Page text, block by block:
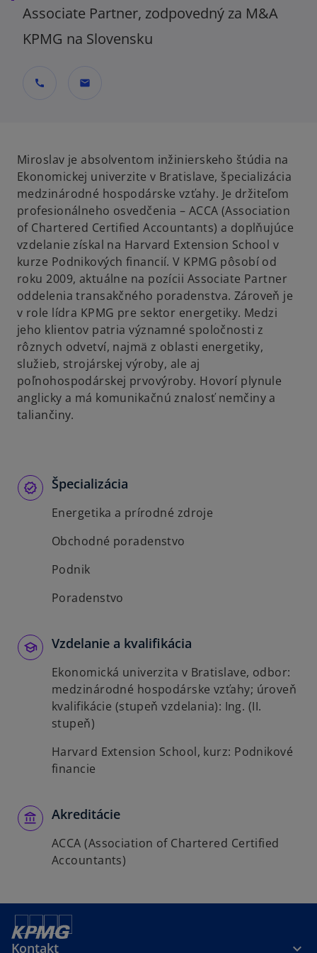
Associate Partner, zodpovedný za M&A
KPMG na Slovensku
call mail
Miroslav je absolventom inžinierskeho štúdia na
Ekonomickej univerzite v Bratislave, špecializácia
medzinárodné hospodárske vzťahy. Je držiteľom
profesionálneho osvedčenia – ACCA (Association
of Chartered Certified Accountants) a doplňujúce
vzdelanie získal na Harvard Extension School v
kurze Podnikových financií. V KPMG pôsobí od
roku 2009, aktuálne na pozícii Associate Partner
oddelenia transakčného poradenstva. Zároveň je
v role lídra KPMG pre sektor energetiky. Medzi
jeho klientov patria významné spoločnosti z
rôznych odvetví, najmä z oblasti energetiky,
služieb, strojárskej výroby, ale aj
poľnohospodárskej prvovýroby. Hovorí plynule
anglicky a má komunikačnú znalosť nemčiny a
taliančiny.
Špecializácia
Energetika a prírodné zdroje
Obchodné poradenstvo
Podnik
Poradenstvo
Vzdelanie a kvalifikácia
Ekonomická univerzita v Bratislave, odbor:
medzinárodné hospodárske vzťahy; úroveň
kvalifikácie (stupeň vzdelania): Ing. (II.
stupeň)
Harvard Extension School, kurz: Podnikové
financie
Akreditácie
ACCA (Association of Chartered Certified
Accountants)
Kontakt